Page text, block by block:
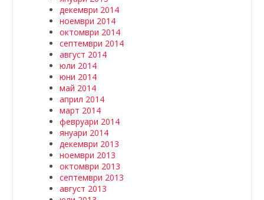
декември 2014
ноември 2014
октомври 2014
септември 2014
август 2014
юли 2014
юни 2014
май 2014
април 2014
март 2014
февруари 2014
януари 2014
декември 2013
ноември 2013
октомври 2013
септември 2013
август 2013